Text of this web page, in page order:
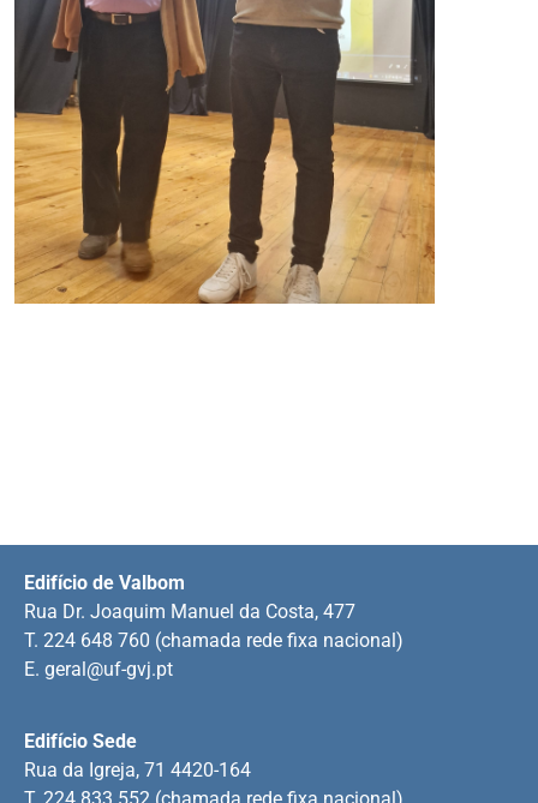
Edifício Sede
Rua da Igreja, 71 4420-164
T. 224 833 552 (chamada rede fixa nacional)
Edifício de Valbom
Rua Dr. Joaquim Manuel da Costa, 477
T. 224 648 760 (chamada rede fixa nacional)
E. geral@uf-gvj.pt